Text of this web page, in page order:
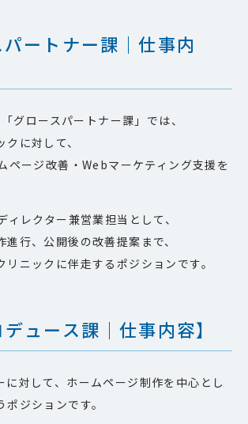
パートナー課｜仕事内
グロースパートナー課」では、
に対して、
ページ改善・Webマーケティング支援を
ィレクター兼営業担当として、
行、公開後の改善提案まで、
ニックに伴走するポジションです。
デュース課｜仕事内容】
に対して、ホームページ制作を中心とし
ジションです。